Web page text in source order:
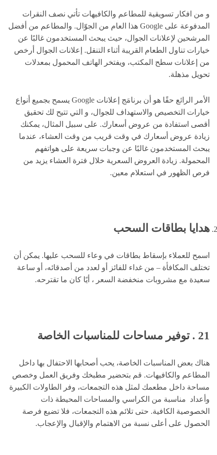
و من افكار تسويقية للمطاعم والكافيهات تأتي نصف النقرات
المدفوعة على Google هذا العام من الجوّال. والمطاعم من أفضل
المرشحين لإعلانات الجوال، حيث يبحث المستخدمون غالبًا عن
خيارات تناول الطعام القريبة أثناء التنقل. إعلانات الجوال أرخص
من إعلانات سطح المكتب، ويفتخر الهاتف المحمول بمعدلات
تحويل مذهلة.
الأمر الرائع حقًا هو أن برنامَج إعلانات Google يسمح بجميع أنواع
خيارات التخصيص والاستهداف للجوال، و التي تتيح لك تحقيق
أقصى استفادة من عروض أسعارك. على سبيل المثال، يمكنك
زيادة عروض أسعارك في وقت قريب من وقت العشاء، عندما
يبحث المستخدمون غالبًا عن وجبات سريعة على هواتفهم
المحمولة. زيادة العروض السعرية خلال فترة العشاء يزيد من
فرص الظهور في استعلام معين.
هدايا بطاقات السحب
اسمح للعملاء بإسقاط بطاقات في وعاء للسحب عليها. يمكن أن
تختلف المكافأة – من غداء للفائز أو لعدد من أصدقائه، أو ساعة
سعيدة مع مشروبات منخفضة السعر ، أيًا كان ما تقترحه.
21 . توفير مساحات للمناسبات الخاصة
هناك بعض المناسبات الخاصة، يحب أصحابها الاحتفال بها داخل
المطاعم والكافيهات. قم بتحضير مطبخك وفريق العمل وخصص
مساحة داخل مطعمك لمثل هذه التجمعات، وفر الطاولات الكبيرة
وأعداد مناسبة من الكراسي والمساحات المحيطة ذات
الخصوصية الكافية. حتى تلائم هذه التجمعات، فلا تضيع فرصة
الحصول على أعلى نسبة من الاهتمام والإقبال والإعجاب.